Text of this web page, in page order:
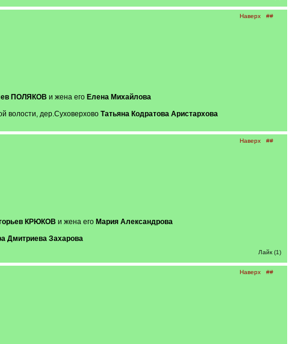
Наверх ##
ПОЛЯКОВ и жена его Елена Михайлова
волости, дер.Суховерхово Татьяна Кодратова Аристархова
Наверх ##
КРЮКОВ и жена его Мария Александрова
Дмитриева Захарова
Лайк (1)
Наверх ##